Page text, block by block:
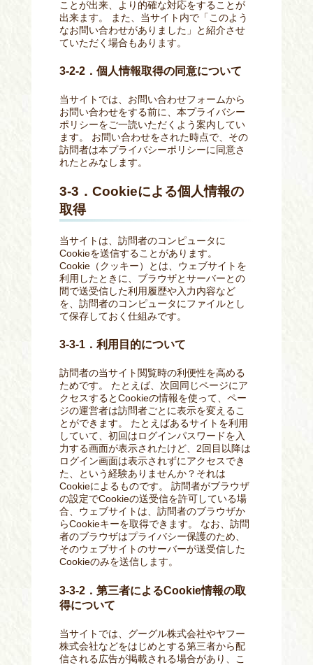
ことが出来、より的確な対応をすることが
出来ます。 また、当サイト内で「このよう
なお問い合わせがありました」と紹介させ
ていただく場合もあります。
3-2-2．個人情報取得の同意について
当サイトでは、お問い合わせフォームから
お問い合わせをする前に、本プライバシー
ポリシーをご一読いただくよう案内してい
ます。 お問い合わせをされた時点で、その
訪問者は本プライバシーポリシーに同意さ
れたとみなします。
3-3．Cookieによる個人情報の
取得
当サイトは、訪問者のコンピュータに
Cookieを送信することがあります。
Cookie（クッキー）とは、ウェブサイトを
利用したときに、ブラウザとサーバーとの
間で送受信した利用履歴や入力内容など
を、訪問者のコンピュータにファイルとし
て保存しておく仕組みです。
3-3-1．利用目的について
訪問者の当サイト閲覧時の利便性を高める
ためです。 たとえば、次回同じページにア
クセスするとCookieの情報を使って、ペー
ジの運営者は訪問者ごとに表示を変えるこ
とができます。 たとえばあるサイトを利用
していて、初回はログインパスワードを入
力する画面が表示されたけど、2回目以降は
ログイン画面は表示されずにアクセスでき
た、という経験ありませんか？それは
Cookieによるものです。 訪問者がブラウザ
の設定でCookieの送受信を許可している場
合、ウェブサイトは、訪問者のブラウザか
らCookieキーを取得できます。 なお、訪問
者のブラウザはプライバシー保護のため、
そのウェブサイトのサーバーが送受信した
Cookieのみを送信します。
3-3-2．第三者によるCookie情報の取
得について
当サイトでは、グーグル株式会社やヤフー
株式会社などをはじめとする第三者から配
信される広告が掲載される場合があり、こ